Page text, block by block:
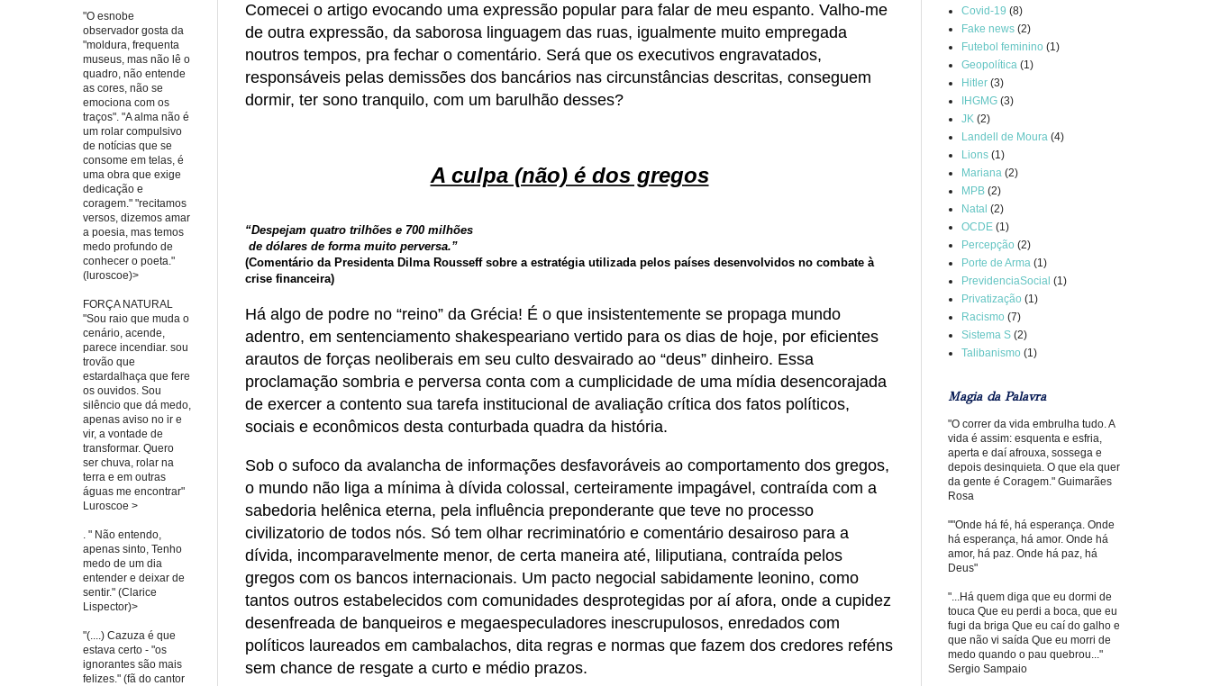
Comecei o artigo evocando uma expressão popular para falar de meu espanto. Valho-me
de outra expressão, da saborosa linguagem das ruas, igualmente muito empregada
noutros tempos, pra fechar o comentário. Será que os executivos engravatados,
responsáveis pelas demissões dos bancários nas circunstâncias descritas, conseguem
dormir, ter sono tranquilo, com um barulhão desses?
A culpa (não) é dos gregos
“Despejam quatro trilhões e 700 milhões
de dólares de forma muito perversa.”
(Comentário da Presidenta Dilma Rousseff sobre a estratégia utilizada pelos países desenvolvidos no combate à
crise financeira)
Há algo de podre no “reino” da Grécia! É o que insistentemente se propaga mundo
adentro, em sentenciamento shakespeariano vertido para os dias de hoje, por eficientes
arautos de forças neoliberais em seu culto desvairado ao “deus” dinheiro. Essa
proclamação sombria e perversa conta com a cumplicidade de uma mídia desencorajada
de exercer a contento sua tarefa institucional de avaliação crítica dos fatos políticos,
sociais e econômicos desta conturbada quadra da história.
Sob o sufoco da avalancha de informações desfavoráveis ao comportamento dos gregos,
o mundo não liga a mínima à dívida colossal, certeiramente impagável, contraída com a
sabedoria helênica eterna, pela influência preponderante que teve no processo
civilizatorio de todos nós. Só tem olhar recriminatório e comentário desairoso para a
dívida, incomparavelmente menor, de certa maneira até, liliputiana, contraída pelos
gregos com os bancos internacionais. Um pacto negocial sabidamente leonino, como
tantos outros estabelecidos com comunidades desprotegidas por aí afora, onde a cupidez
desenfreada de banqueiros e megaespeculadores inescrupulosos, enredados com
políticos laureados em cambalachos, dita regras e normas que fazem dos credores reféns
sem chance de resgate a curto e médio prazos.
"O esnobe
observador gosta da
"moldura, frequenta
museus, mas não lê o
quadro, não entende
as cores, não se
emociona com os
traços". "A alma não é
um rolar compulsivo
de notícias que se
consome em telas, é
uma obra que exige
dedicação e
coragem." "recitamos
versos, dizemos amar
a poesia, mas temos
medo profundo de
conhecer o poeta."
(luroscoe)>
FORÇA NATURAL
"Sou raio que muda o
cenário, acende,
parece incendiar. sou
trovão que
estardalhaça que fere
os ouvidos. Sou
silêncio que dá medo,
apenas aviso no ir e
vir, a vontade de
transformar. Quero
ser chuva, rolar na
terra e em outras
águas me encontrar"
Luroscoe >
. " Não entendo,
apenas sinto, Tenho
medo de um dia
entender e deixar de
sentir." (Clarice
Lispector)>
"(....) Cazuza é que
estava certo - "os
ignorantes são mais
felizes." (fã do cantor
Covid-19 (8)
Fake news (2)
Futebol feminino (1)
Geopolítica (1)
Hitler (3)
IHGMG (3)
JK (2)
Landell de Moura (4)
Lions (1)
Mariana (2)
MPB (2)
Natal (2)
OCDE (1)
Percepção (2)
Porte de Arma (1)
PrevidenciaSocial (1)
Privatização (1)
Racismo (7)
Sistema S (2)
Talibanismo (1)
Magia da Palavra
"O correr da vida embrulha tudo. A
vida é assim: esquenta e esfria,
aperta e daí afrouxa, sossega e
depois desinquieta. O que ela quer
da gente é Coragem." Guimarães
Rosa
""Onde há fé, há esperança. Onde
há esperança, há amor. Onde há
amor, há paz. Onde há paz, há
Deus"
"...Há quem diga que eu dormi de
touca Que eu perdi a boca, que eu
fugi da briga Que eu caí do galho e
que não vi saída Que eu morri de
medo quando o pau quebrou..."
Sergio Sampaio